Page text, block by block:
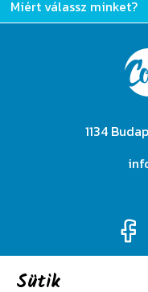
Miért válassz minket?
Sütik